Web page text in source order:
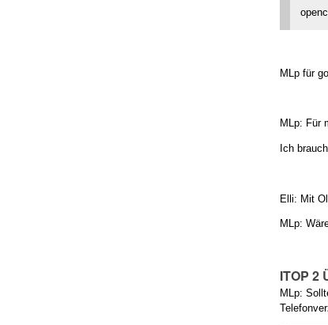
MLp für
MLp: Für
Ich
Elli: Mit
MLp:
ITOP 2
MLp: